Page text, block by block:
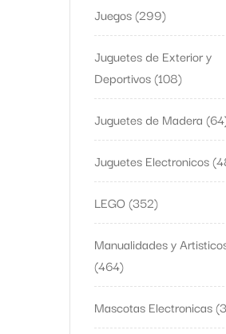
Juegos 299
Juguetes de Exterior y
Deportivos 108
Juguetes de Madera 64
Juguetes Electronicos
LEGO 352
Manualidades y
464
Mascotas Electronicas